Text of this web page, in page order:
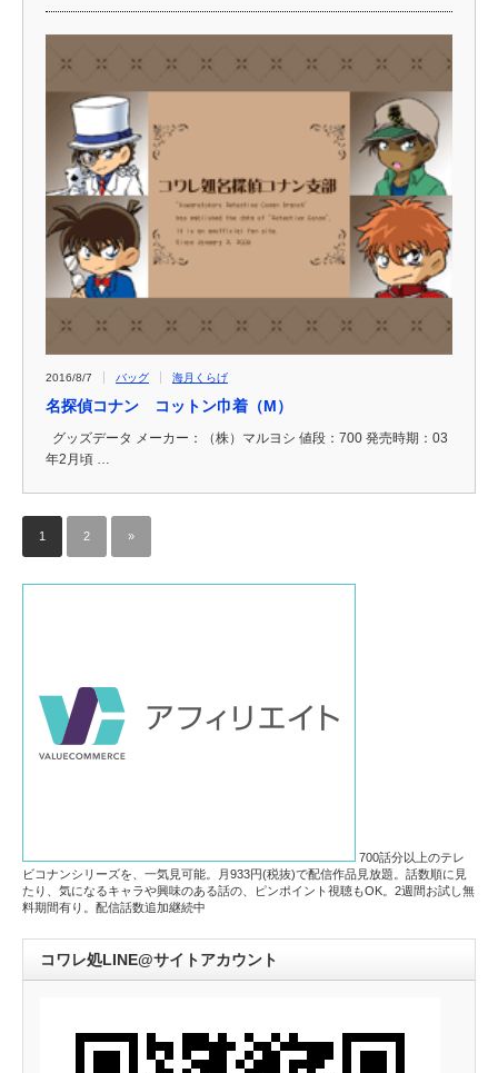
2016/8/7 バッグ 海月くらげ
名探偵コナン コットン巾着（M）
グッズデータ メーカー：（株）マルヨシ 値段：700 発売時期：03
年2月頃 …
1 2 »
700話分以上のテレ
ビコナンシリーズを、一気見可能。月933円(税抜)で配信作品見放題。話数順に見
たり、気になるキャラや興味のある話の、ピンポイント視聴もOK。2週間お試し無
料期間有り。配信話数追加継続中
コワレ処LINE@サイトアカウント